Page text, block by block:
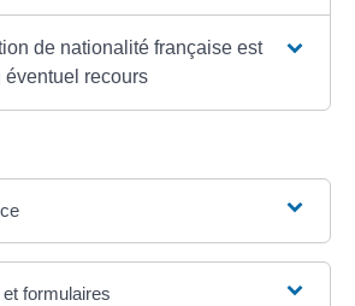
de nationalité française est
éventuel recours
formulaires